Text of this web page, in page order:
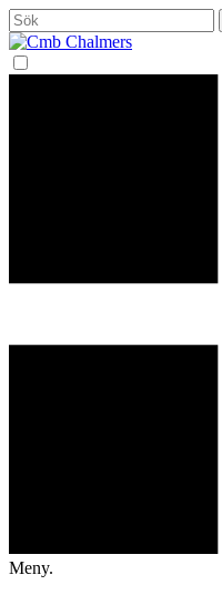
Sök
efter:
Meny.